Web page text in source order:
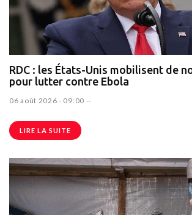
RDC : les États-Unis mobilisent de
pour lutter contre Ebola
06 août 2026 - 09:00 --
LIRE LA SUITE